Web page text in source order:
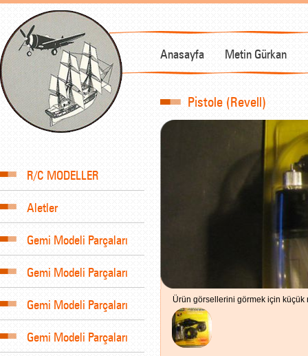
Anasayfa Metin Gürkan
R/C MODELLER
Aletler
Gemi Modeli Parçaları
Gemi Modeli Parçaları
Gemi Modeli Parçaları
Gemi Modeli Parçaları
Pistole (Revell)
Ürün görsellerini görmek için küçük